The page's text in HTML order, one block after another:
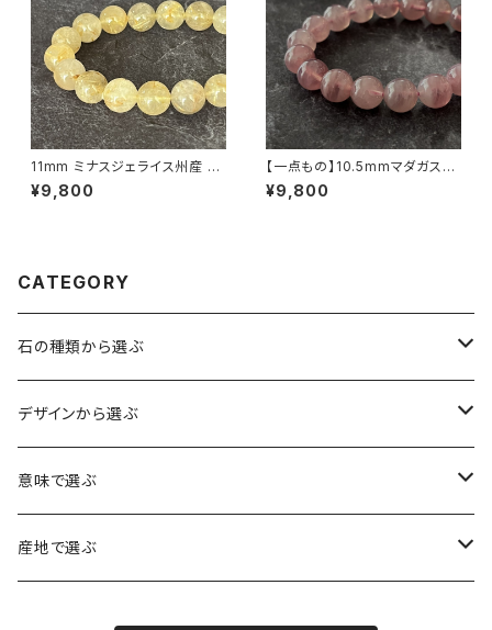
11mm ミナスジェライス州産 ゴ
ールデン ルチルクォーツ ブレス
レット【鑑別済み・画像現物・RT
¥9,800
【一点もの】10.5mmマダガスカ
ル産 ディープ・ローズクォーツ
ブレスレット【鑑別済み】
¥9,800
CATEGORY
石の種類から選ぶ
水晶（クォーツ）
アイリスクォーツ（虹入り水晶）
ヒマラヤ水晶
ローズクォーツ（紅水晶）
アメジスト（紫水晶）
デザインから選ぶ
龍彫刻（水晶）
龍彫刻（オニキス）
意味で選ぶ
魔除け・厄除け
産地で選ぶ